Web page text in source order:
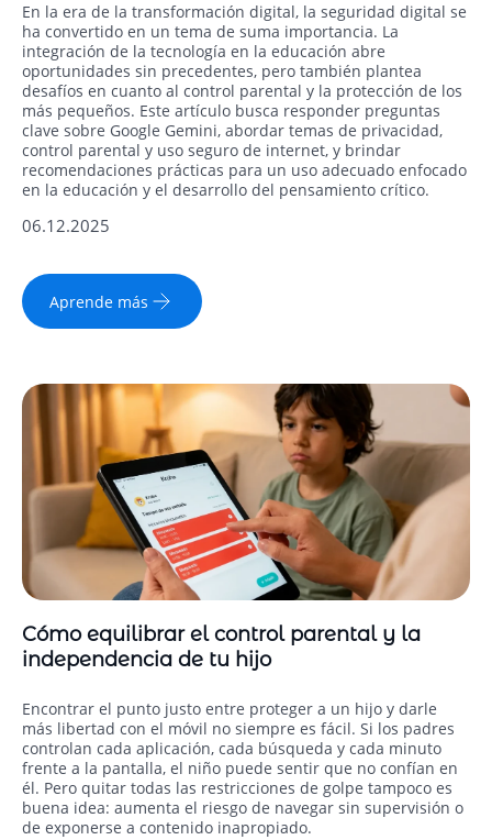
En la era de la transformación digital, la seguridad digital se
ha convertido en un tema de suma importancia. La
integración de la tecnología en la educación abre
oportunidades sin precedentes, pero también plantea
desafíos en cuanto al control parental y la protección de los
más pequeños. Este artículo busca responder preguntas
clave sobre Google Gemini, abordar temas de privacidad,
control parental y uso seguro de internet, y brindar
recomendaciones prácticas para un uso adecuado enfocado
en la educación y el desarrollo del pensamiento crítico.
06.12.2025
Aprende más
Cómo equilibrar el control parental y la
independencia de tu hijo
Encontrar el punto justo entre proteger a un hijo y darle
más libertad con el móvil no siempre es fácil. Si los padres
controlan cada aplicación, cada búsqueda y cada minuto
frente a la pantalla, el niño puede sentir que no confían en
él. Pero quitar todas las restricciones de golpe tampoco es
buena idea: aumenta el riesgo de navegar sin supervisión o
de exponerse a contenido inapropiado.